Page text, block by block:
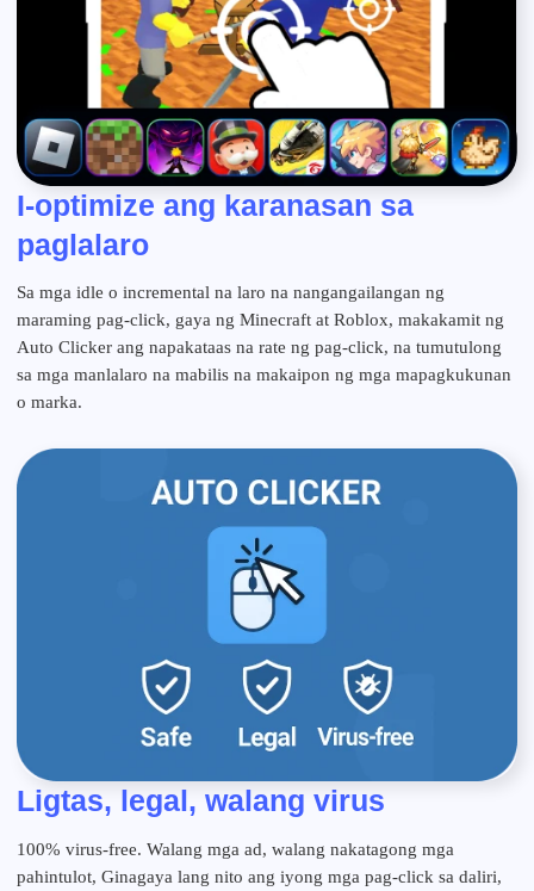
I-optimize ang karanasan sa
paglalaro
Sa mga idle o incremental na laro na nangangailangan ng
maraming pag-click, gaya ng Minecraft at Roblox, makakamit ng
Auto Clicker ang napakataas na rate ng pag-click, na tumutulong
sa mga manlalaro na mabilis na makaipon ng mga mapagkukunan
o marka.
Ligtas, legal, walang virus
100% virus-free. Walang mga ad, walang nakatagong mga
pahintulot, Ginagaya lang nito ang iyong mga pag-click sa daliri,